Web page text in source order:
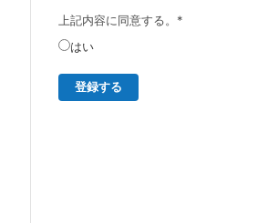
適切な監督を行います。
・当個人情報の利用目的の通知、開
用の停止・消去および第三者への提供
の停止（「開示等」といいます。）を
上記内容に同意する。 *
はい